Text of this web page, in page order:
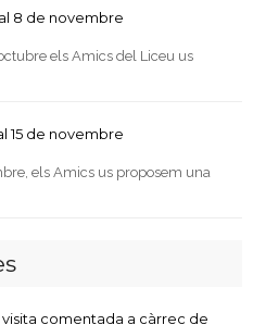
8 de novembre
els Amics del Liceu us
15 de novembre
els Amics us proposem una
comentada a càrrec de